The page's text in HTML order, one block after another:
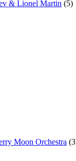
& Lionel Martin (5)
Moon Orchestra